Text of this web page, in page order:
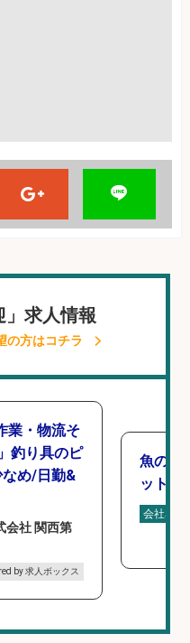
」求人情報
の方はコチラ
業・物流そ
釣り具のピ
め/日勤&
会社 関西第
by 求人ボックス
魚の「
ットを
会社名